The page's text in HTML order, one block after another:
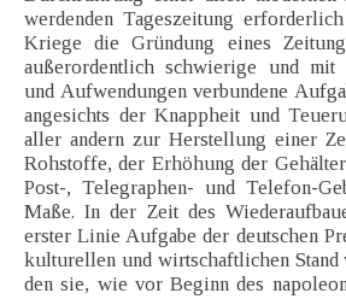
werdenden Tageszeitung
Kriege die Gründung eines
außerordentlich schwierige und mit
und Aufwendungen verbundene
angesichts der Knappheit und
aller andern zur Herstellung einer
Rohstoffe, der Erhöhung der
Post-, Telegraphen- und Telefon-
Maße. In der Zeit des
erster Linie Aufgabe der deutschen
kulturellen und wirtschaftlichen Stand
den sie, wie vor Beginn des